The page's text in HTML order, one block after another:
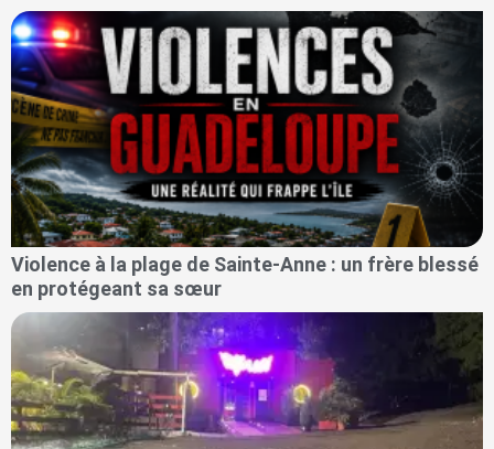
Violence à la plage de Sainte-Anne : un frère blessé
en protégeant sa sœur